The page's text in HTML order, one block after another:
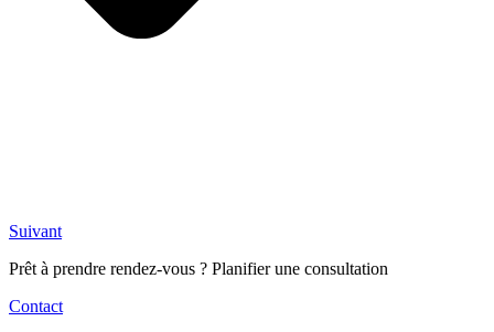
Suivant
Prêt à prendre rendez-vous ? Planifier une consultation
Contact